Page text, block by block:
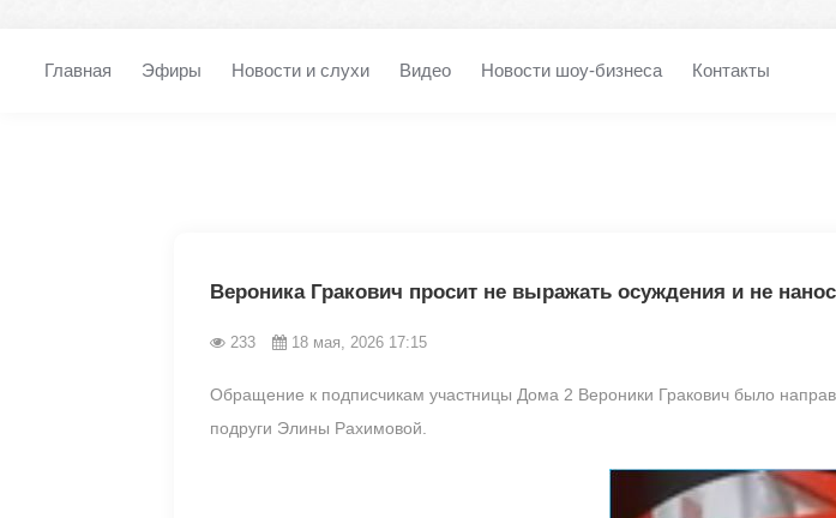
Главная Эфиры Новости и слухи Видео Новости шоу-бизнеса Контакты
Вероника Гракович просит не выражать осуждения и не
233 18 мая, 2026 17:15
Обращение к подписчикам участницы Дома 2 Вероники Гракович было
подруги Элины Рахимовой.